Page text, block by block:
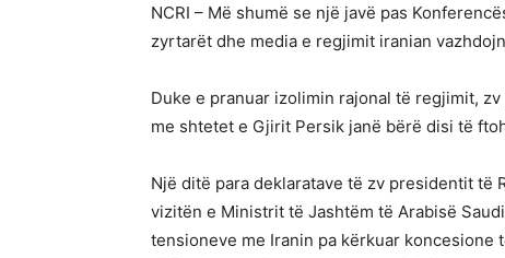
NCRI – Më shumë se një javë pas
zyrtarët dhe media e regjimit iranian
Duke e pranuar izolimin rajonal të regjimit,
me shtetet e Gjirit Persik janë bërë disi të
Një ditë para deklaratave të zv presidentit të
vizitën e Ministrit të Jashtëm të Arabisë
tensioneve me Iranin pa kërkuar